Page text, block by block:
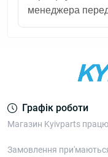
менеджера
Графік роботи
Магазин Kyivparts
Замовлення